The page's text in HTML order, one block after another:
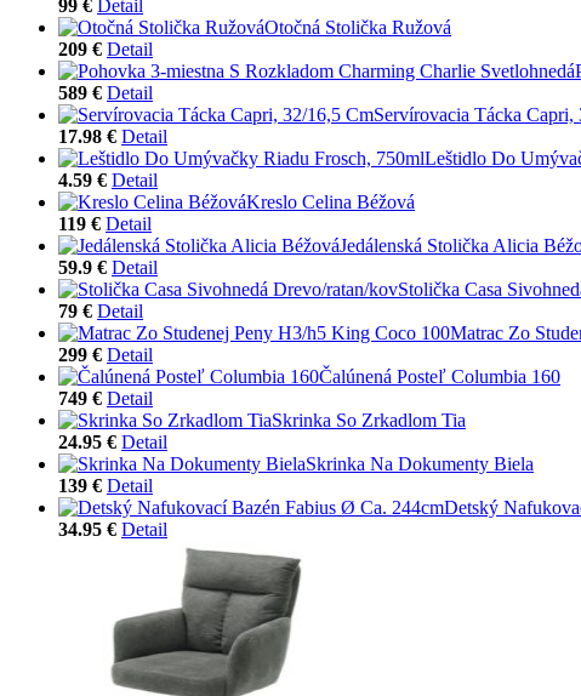
99 € Detail
Otočná Stolička Ružová
209 € Detail
589 € Detail
Servírovacia Tácka Capri,
17.98 € Detail
Leštidlo Do
4.59 € Detail
Kreslo Celina Béžová
119 € Detail
Jedálenská Stolička Alicia
59.9 € Detail
Stolička Casa
79 € Detail
Matrac Zo
299 € Detail
Čalúnená Posteľ Columbia 160
749 € Detail
Skrinka So Zrkadlom Tia
24.95 € Detail
Skrinka Na Dokumenty Biela
139 € Detail
Detský
34.95 € Detail